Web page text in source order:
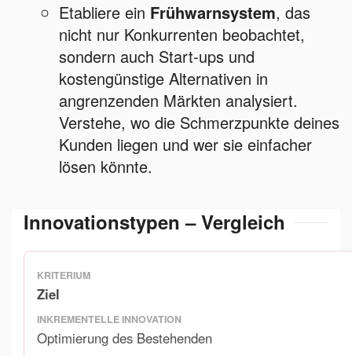
Etabliere ein Frühwarnsystem, das
nicht nur Konkurrenten beobachtet,
sondern auch Start-ups und
kostengünstige Alternativen in
angrenzenden Märkten analysiert.
Verstehe, wo die Schmerzpunkte deines
Kunden liegen und wer sie einfacher
lösen könnte.
Innovationstypen – Vergleich
Ziel
Optimierung des Bestehenden